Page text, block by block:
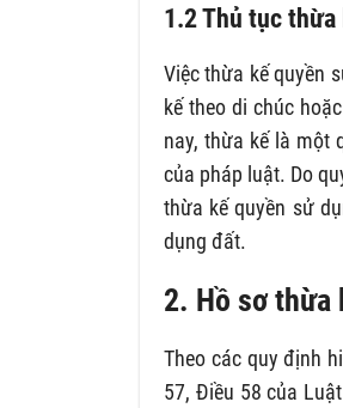
1.2 Thủ tục thừa
Việc thừa kế quyền
kế theo di chúc
nay, thừa kế là một
của pháp luật. Do
thừa kế quyền sử
dụng đất.
2. Hồ sơ thừa
Theo các quy định
57, Điều 58 của